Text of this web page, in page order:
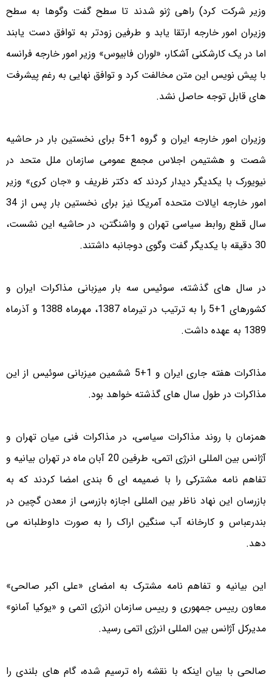
وزیر شرکت کرد) راهی ژنو شدند تا سطح گفت وگوها به سطح
وزیران امور خارجه ارتقا یابد و طرفین زودتر به توافق دست یابند
اما در یک کارشکنی آشکار، «لوران فابیوس» وزیر امور خارجه فرانسه
با پیش نویس این متن مخالفت کرد و توافق نهایی به رغم پیشرفت
های قابل توجه حاصل نشد.
وزیران امور خارجه ایران و گروه 1+5 برای نخستین بار در حاشیه
شصت و هشتیمن اجلاس مجمع عمومی سازمان ملل متحد در
نیویورک با یکدیگر دیدار کردند که دکتر ظریف و «جان کری» وزیر
امور خارجه ایالات متحده آمریکا نیز برای نخستین بار پس از 34
سال قطع روابط سیاسی تهران و واشنگتن، در حاشیه این نشست،
30 دقیقه با یکدیگر گفت وگوی دوجانبه داشتند.
در سال های گذشته، سوئیس سه بار میزبانی مذاکرات ایران و
کشورهای 1+5 را به ترتیب در تیرماه 1387، مهرماه 1388 و آذرماه
1389 به عهده داشت.
مذاکرات هفته جاری ایران و 1+5 ششمین میزبانی سوئیس از این
مذاکرات در طول سال های گذشته خواهد بود.
همزمان با روند مذاکرات سیاسی، در مذاکرات فنی میان تهران و
آژانس بین المللی انرژی اتمی، طرفین 20 آبان ماه در تهران بیانیه و
تفاهم نامه مشترکی را با ضمیمه ای 6 بندی امضا کردند که به
بازرسان این نهاد ناظر بین المللی اجازه بازرسی از معدن گچین در
بندرعباس و کارخانه آب سنگین اراک را به صورت داوطلبانه می
دهد.
این بیانیه و تفاهم نامه مشترک به امضای «علی اکبر صالحی»
معاون رییس جمهوری و رییس سازمان انرژی اتمی و «یوکیا آمانو»
مدیرکل آژانس بین المللی انرژی اتمی رسید.
صالحی با بیان اینکه با نقشه راه ترسیم شده، گام های بلندی را